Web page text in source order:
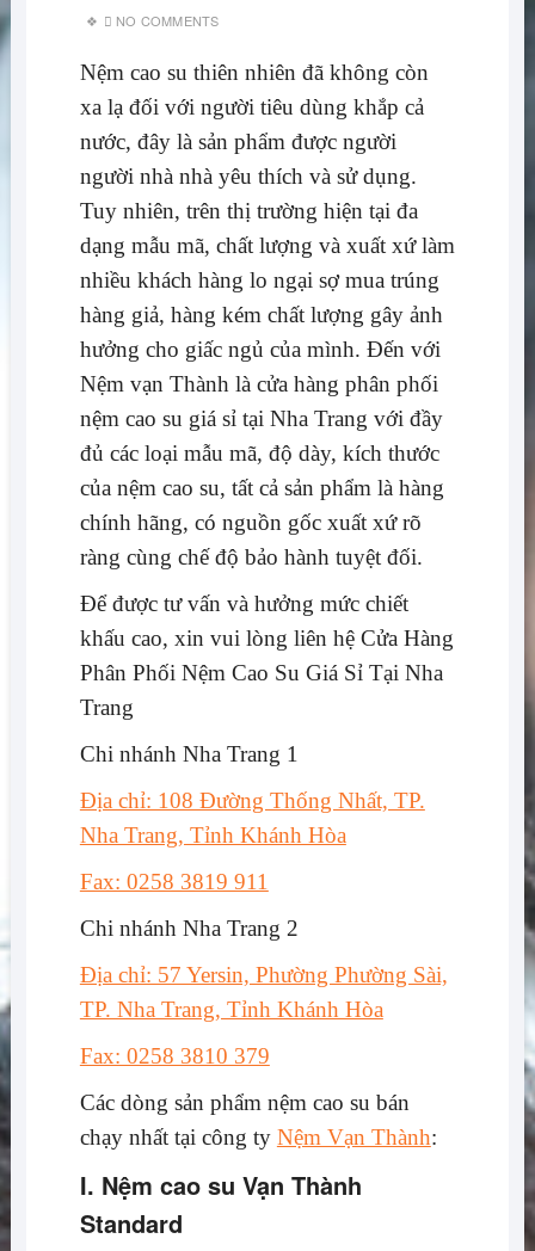
NO COMMENTS
Nệm cao su thiên nhiên đã không còn
xa lạ đối với người tiêu dùng khắp cả
nước, đây là sản phẩm được người
người nhà nhà yêu thích và sử dụng.
Tuy nhiên, trên thị trường hiện tại đa
dạng mẫu mã, chất lượng và xuất xứ làm
nhiều khách hàng lo ngại sợ mua trúng
hàng giả, hàng kém chất lượng gây ảnh
hưởng cho giấc ngủ của mình. Đến với
Nệm vạn Thành là cửa hàng phân phối
nệm cao su giá sỉ tại Nha Trang với đầy
đủ các loại mẫu mã, độ dày, kích thước
của nệm cao su, tất cả sản phẩm là hàng
chính hãng, có nguồn gốc xuất xứ rõ
ràng cùng chế độ bảo hành tuyệt đối.
Để được tư vấn và hưởng mức chiết
khấu cao, xin vui lòng liên hệ Cửa Hàng
Phân Phối Nệm Cao Su Giá Sỉ Tại Nha
Trang
Chi nhánh Nha Trang 1
Địa chỉ: 108 Đường Thống Nhất, TP.
Nha Trang, Tỉnh Khánh Hòa
Fax: 0258 3819 911
Chi nhánh Nha Trang 2
Địa chỉ: 57 Yersin, Phường Phường Sài,
TP. Nha Trang, Tỉnh Khánh Hòa
Fax: 0258 3810 379
Các dòng sản phẩm nệm cao su bán
chạy nhất tại công ty Nệm Vạn Thành:
I. Nệm cao su Vạn Thành
Standard